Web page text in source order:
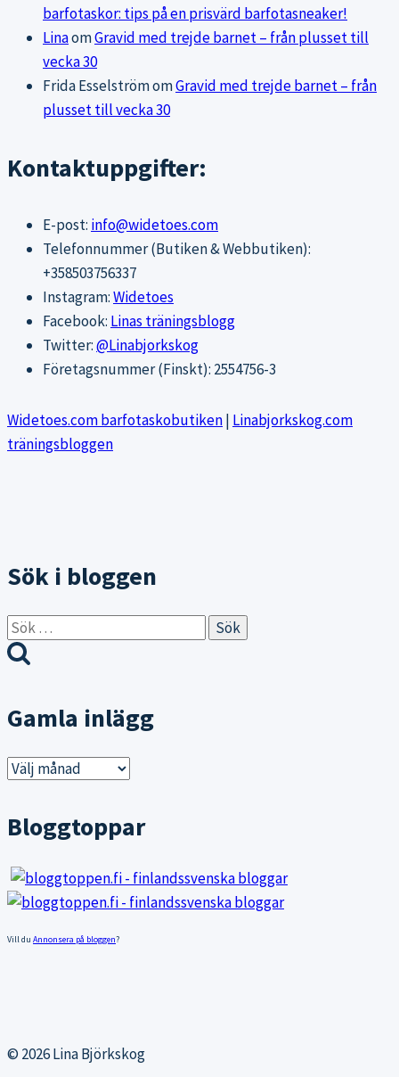
barfotaskor: tips på en prisvärd barfotasneaker!
LinaomGravid med trejde barnet – från plusset till
vecka 30
Frida EsselströmomGravid med trejde barnet – från
plusset till vecka 30
Kontaktuppgifter:
E-post: info@widetoes.com
Telefonnummer (Butiken & Webbutiken):
+358503756337
Instagram:Widetoes
Facebook: Linas träningsblogg
Twitter:@Linabjorkskog
Företagsnummer (Finskt): 2554756-3
Widetoes.com barfotaskobutiken| Linabjorkskog.com
träningsbloggen
Sök i bloggen
Sök
efter:
Gamla inlägg
Gamla
Bloggtoppar
Vill du Annonsera på bloggen?
© 2026 Lina Björkskog